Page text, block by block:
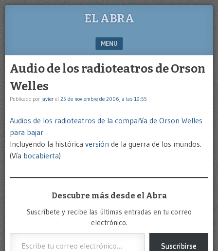
EL ABRA
MENU
Audio de los radioteatros de Orson
Welles
Publicado por javier el 25 de noviembre de 2006, a las 19:55
Audios de los radioteatros de la compañía de Orson Welles
para bajar
Incluyendo la histórica versión de la guerra de los mundos.
(Vía bocabierta)
Descubre más desde el Abra
Suscríbete y recibe las últimas entradas en tu correo
electrónico.
Escribe tu correo electrónico…
Suscribirse